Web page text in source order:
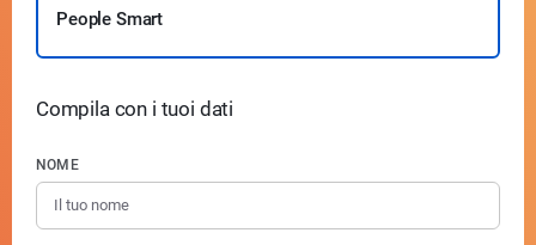
People Smart
Compila con i tuoi dati
NOME